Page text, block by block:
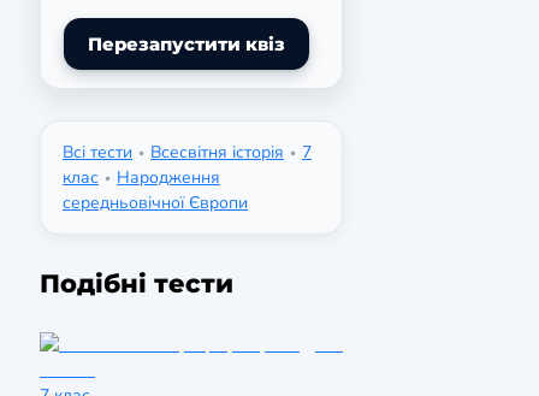
Перезапустити квіз
Всі тести • Всесвітня історія • 7
клас • Народження
середньовічної Європи
Подібні тести